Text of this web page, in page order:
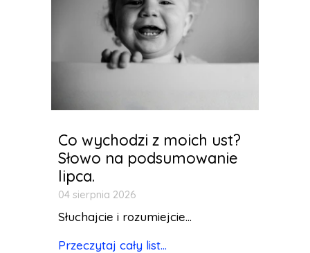
Co wychodzi z moich ust?
Słowo na podsumowanie
lipca.
04 sierpnia 2026
Słuchajcie i rozumiejcie...
Przeczytaj cały list...